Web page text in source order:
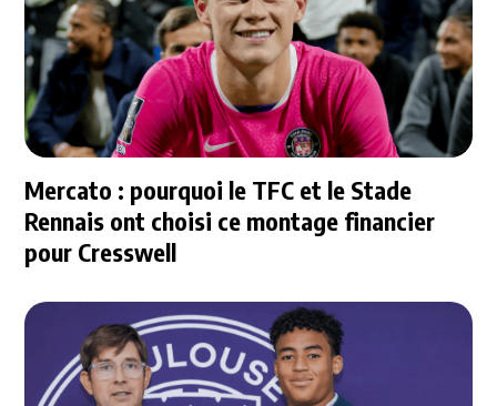
Mercato : pourquoi le TFC et le Stade
Rennais ont choisi ce montage financier
pour Cresswell